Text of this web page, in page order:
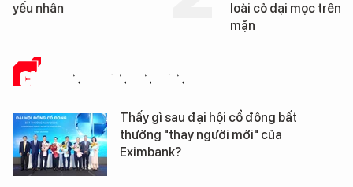
loài cỏ dại mọc trên đất
CHUYỆN DOANH NHÂN
Thấy gì sau đại hội cổ đông bất
thường "thay người mới" của
Eximbank?